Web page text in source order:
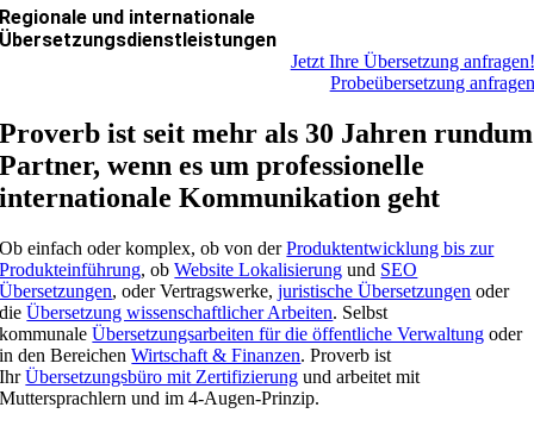
Regionale und internationale
Übersetzungsdienstleistungen
Jetzt Ihre Übersetzung anfragen!
Probeübersetzung anfragen
Proverb ist seit mehr als 30 Jahren rundum
Partner, wenn es um professionelle
internationale Kommunikation geht
Ob einfach oder komplex, ob von derProduktentwicklung bis zur
Produkteinführung, obWebsite Lokalisierung und SEO
Übersetzungen, oder Vertragswerke,juristische Übersetzungen oder
dieÜbersetzung wissenschaftlicher Arbeiten. Selbst
kommunaleÜbersetzungsarbeiten für die öffentliche Verwaltung oder
in den BereichenWirtschaft & Finanzen. Proverb ist
IhrÜbersetzungsbüro mit Zertifizierung und arbeitet mit
Muttersprachlern und im 4-Augen-Prinzip.